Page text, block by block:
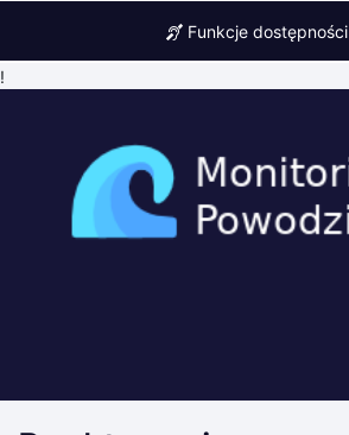
Funkcje dostępności
!